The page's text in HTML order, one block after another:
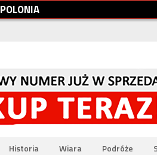
POLONIA
Historia Wiara Podróże